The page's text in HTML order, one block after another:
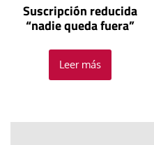
Suscripción reducida
“nadie queda fuera”
Leer más